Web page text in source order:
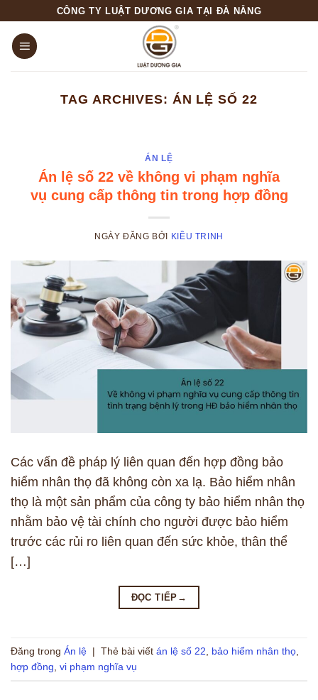
content
CÔNG TY LUẬT DƯƠNG GIA TẠI ĐÀ NẴNG
TAG ARCHIVES: ÁN LỆ SỐ 22
ÁN LỆ
Án lệ số 22 về không vi phạm nghĩa
vụ cung cấp thông tin trong hợp đồng
NGÀY ĐĂNG BỞI KIỀU TRINH
Các vấn đề pháp lý liên quan đến hợp đồng bảo
hiểm nhân thọ đã không còn xa lạ. Bảo hiểm nhân
thọ là một sản phẩm của công ty bảo hiểm nhân thọ
nhằm bảo vệ tài chính cho người được bảo hiểm
trước các rủi ro liên quan đến sức khỏe, thân thể
[…]
ĐỌC TIẾP →
Đăng trong Án lệ | Thẻ bài viết án lệ số 22 bảo hiểm nhân thọ
hợp đồng vi phạm nghĩa vụ